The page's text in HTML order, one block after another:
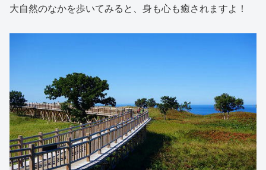
大自然のなかを歩いてみると、身も心も癒されますよ！